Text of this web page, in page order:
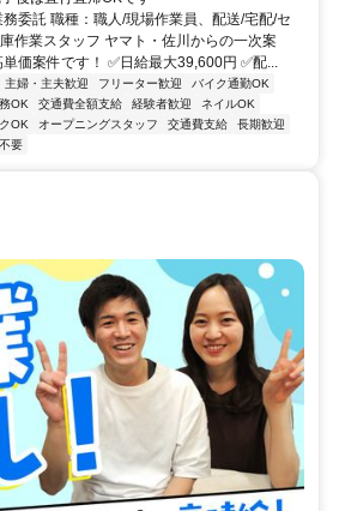
委託 職種：職人/現場作業員、配送/宅配/セ
作業スタッフ ヤマト・佐川からの一次案
価案件です！ ✅日給最大39,600円 ✅配...
主婦・主夫歓迎 フリーター歓迎
バイク通勤OK
OK 交通費全額支給 経験者歓迎
ネイルOK
OK オープニングスタッフ 交通費支給
長期歓迎
要